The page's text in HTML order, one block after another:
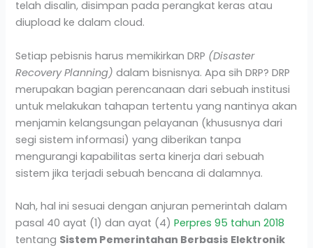
telah disalin, disimpan pada perangkat keras atau
diupload ke dalam cloud.
Setiap pebisnis harus memikirkan DRP (Disaster
Recovery Planning) dalam bisnisnya. Apa sih DRP? DRP
merupakan bagian perencanaan dari sebuah institusi
untuk melakukan tahapan tertentu yang nantinya akan
menjamin kelangsungan pelayanan (khususnya dari
segi sistem informasi) yang diberikan tanpa
mengurangi kapabilitas serta kinerja dari sebuah
sistem jika terjadi sebuah bencana di dalamnya.
Nah, hal ini sesuai dengan anjuran pemerintah dalam
pasal 40 ayat (1) dan ayat (4)Perpres 95 tahun 2018
tentang Sistem Pemerintahan Berbasis Elektronik